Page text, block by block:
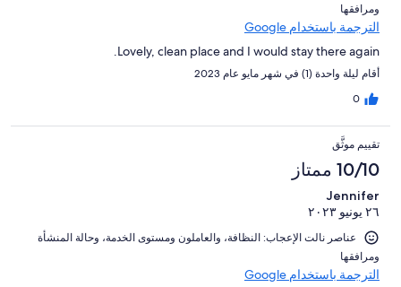
ومرافقها⁩
الترجمة باستخدام Google
Lovely, clean place and I would stay there again.
أقام ليلة واحدة (1) في شهر مايو عام 2023
0
تقييم موثَّق
10/10 ممتاز
Jennifer
٢٦ يونيو ٢٠٢٣
عناصر نالت الإعجاب: ⁦النظافة⁩، و⁦العاملون ومستوى الخدمة⁩، و⁦حالة المنشأة
ومرافقها⁩
الترجمة باستخدام Google